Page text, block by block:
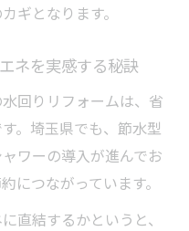
ギとなります。
ネを実感する秘訣
回りリフォームは、省
。埼玉県でも、節水型
ワーの導入が進んでお
につながっています。
直結するかというと、